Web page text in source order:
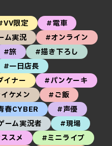
限定
#電車
ム実況
#オンライン
#旅
#描き下ろし
#一日店長
イナー
#パンケーキ
ケメン
#ご飯
春CYBER
#声優
ーム実況者
#現場
スメ
#ミニライブ